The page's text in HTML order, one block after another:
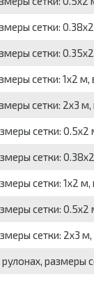
сетки:
сетки:
сетки: 1x2 м,
сетки: 2x3 м,
сетки: 0.5x2
сетки:
сетки: 1x2 м,
сетки: 0.5x2
сетки: 2x3 м,
размеры